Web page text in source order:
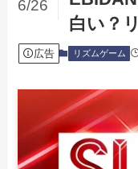
白い？
6/26
広告 リズムゲーム